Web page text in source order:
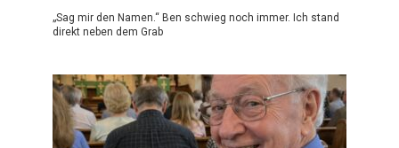
„Sag mir den Namen.“ Ben schwieg noch immer. Ich stand
direkt neben dem Grab